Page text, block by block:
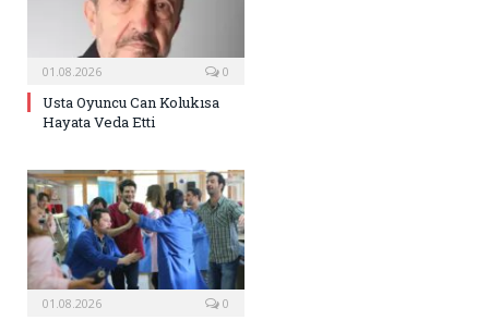
01.08.2026 0
Usta Oyuncu Can Kolukısa
Hayata Veda Etti
01.08.2026 0